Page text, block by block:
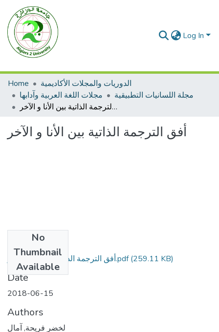
Log In
Home
الدوريات والمجلات الأكاديمية
مجلات اللغة العربية وآدابها
مجلة اللسانيات التطبيقية
أفق الترجمة الذاتية بين الأنا و الآخر
أفق الترجمة الذاتية بين الأنا و الآخر
No
Thumbnail
Available
أفق الترجمة الذاتية بين الأنا و الآخر.pdf(259.11 KB)
Date
2018-06-15
Authors
لخضر فريحة, آمال